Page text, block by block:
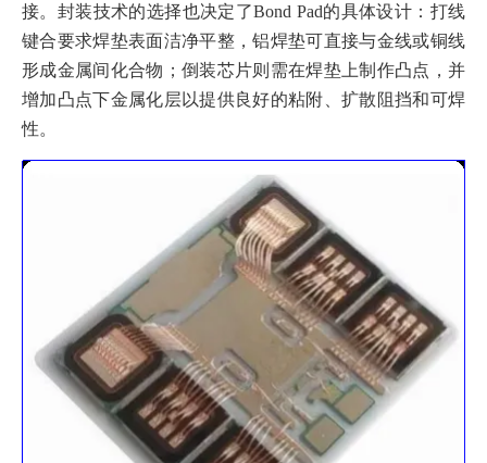
接。封装技术的选择也决定了Bond Pad的具体设计：打线
键合要求焊垫表面洁净平整，铝焊垫可直接与金线或铜线
形成金属间化合物；倒装芯片则需在焊垫上制作凸点，并
增加凸点下金属化层以提供良好的粘附、扩散阻挡和可焊
性。